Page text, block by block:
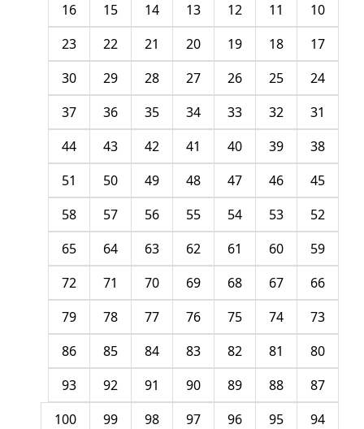
10
11
12
13
14
15
16
17
18
19
20
21
22
23
24
25
26
27
28
29
30
31
32
33
34
35
36
37
38
39
40
41
42
43
44
45
46
47
48
49
50
51
52
53
54
55
56
57
58
59
60
61
62
63
64
65
66
67
68
69
70
71
72
73
74
75
76
77
78
79
80
81
82
83
84
85
86
87
88
89
90
91
92
93
94
95
96
97
98
99
100